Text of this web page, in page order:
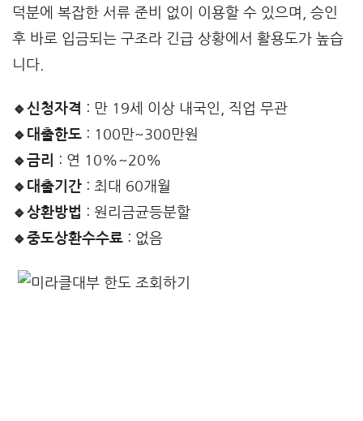
덕분에 복잡한 서류 준비 없이 이용할 수 있으며, 승인
후 바로 입금되는 구조라 긴급 상황에서 활용도가 높습
니다.
🔹신청자격 : 만 19세 이상 내국인, 직업 무관
🔹대출한도 : 100만~300만원
🔹금리
: 연 10%~20%
🔹대출기간 : 최대 60개월
🔹상환방법 : 원리금균등분할
🔹중도상환수수료 : 없음